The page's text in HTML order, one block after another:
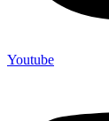
Youtube